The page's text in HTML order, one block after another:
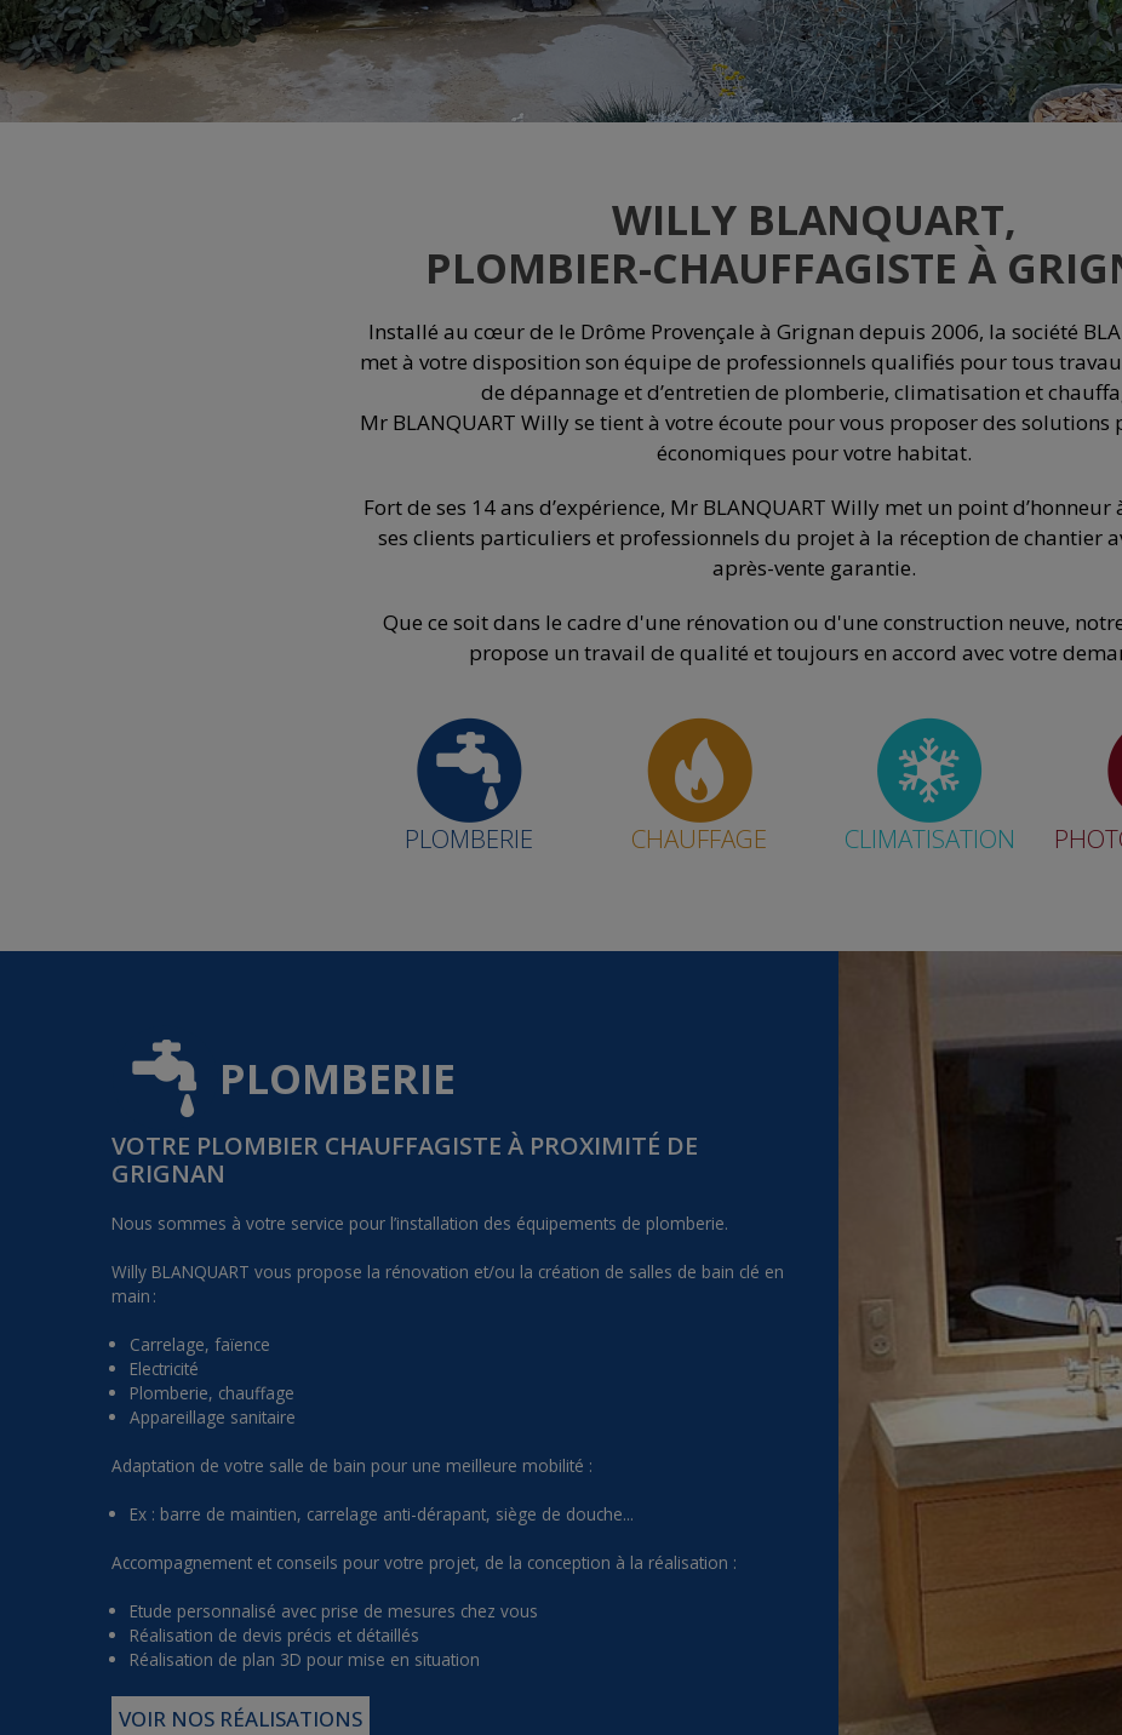
WILLY BLANQUART,
PLOMBIER-CHAUFFAGISTE À
Installé au cœur de le Drôme Provençale à Grignan depuis 2006, la société
met à votre disposition son équipe de professionnels qualifiés pour tous
de dépannage et d’entretien de plomberie, climatisation et
Mr BLANQUART Willy se tient à votre écoute pour vous proposer des solutions
économiques pour votre habitat.
Fort de ses 14 ans d’expérience, Mr BLANQUART Willy met un point
ses clients particuliers et professionnels du projet à la réception de chantier
après-vente garantie.
Que ce soit dans le cadre d'une rénovation ou d'une construction neuve,
propose un travail de qualité et toujours en accord avec votre
PLOMBERIE CHAUFFAGE CLIMATISATION
PLOMBERIE
VOTRE PLOMBIER CHAUFFAGISTE À PROXIMITÉ DE
GRIGNAN
Nous sommes à votre service pour l’installation des équipements de plomberie.
Willy BLANQUART vous propose la rénovation et/ou la création de salles de bain clé en
main :
Carrelage, faïence
Electricité
Plomberie, chauffage
Appareillage sanitaire
Adaptation de votre salle de bain pour une meilleure mobilité :
Ex : barre de maintien, carrelage anti-dérapant, siège de douche...
Accompagnement et conseils pour votre projet, de la conception à la réalisation :
Etude personnalisé avec prise de mesures chez vous
Réalisation de devis précis et détaillés
Réalisation de plan 3D pour mise en situation
VOIR NOS RÉALISATIONS